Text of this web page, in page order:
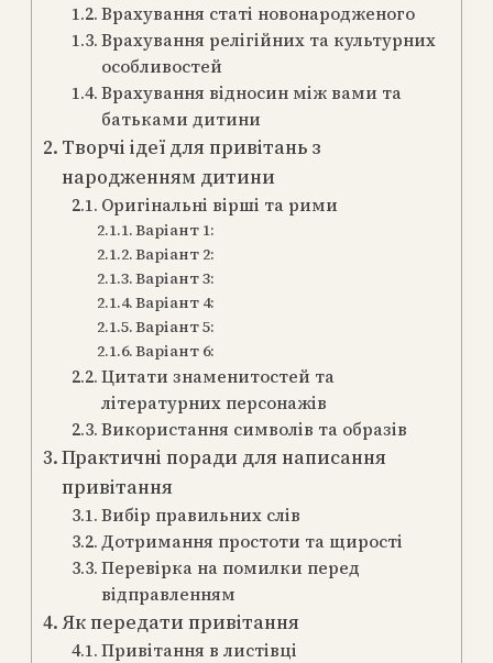
Врахування статі новонародженого
Врахування релігійних та культурних
особливостей
Врахування відносин між вами та
батьками дитини
Творчі ідеї для привітань з
народженням дитини
Оригінальні вірші та рими
Варіант 1:
Варіант 2:
Варіант 3:
Варіант 4:
Варіант 5:
Варіант 6:
Цитати знаменитостей та
літературних персонажів
Використання символів та образів
Практичні поради для написання
привітання
Вибір правильних слів
Дотримання простоти та щирості
Перевірка на помилки перед
відправленням
Як передати привітання
Привітання в листівці